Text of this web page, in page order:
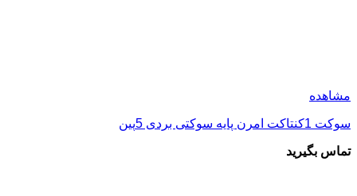
سوکت 2 کنتاکت بردی 8 پین
تماس بگیرید